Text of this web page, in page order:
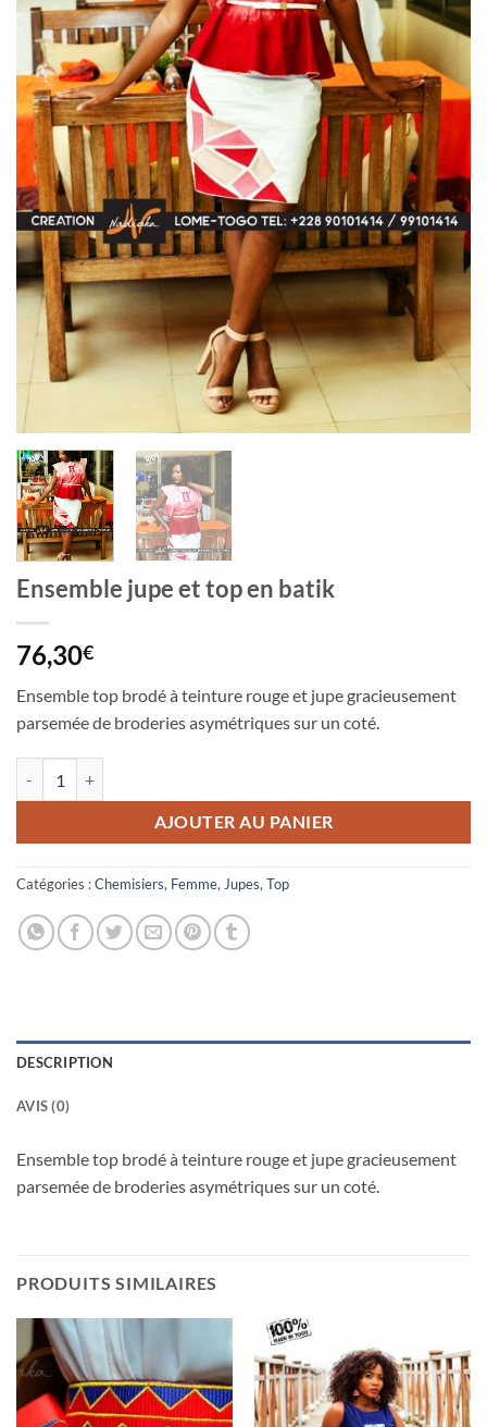
Ensemble jupe et top en batik
76,30€
Ensemble top brodé à teinture rouge et jupe gracieusement
parsemée de broderies asymétriques sur un coté.
AJOUTER AU PANIER
Catégories :Chemisiers, Femme,Jupes,Top
DESCRIPTION
AVIS (0)
Ensemble top brodé à teinture rouge et jupe gracieusement
parsemée de broderies asymétriques sur un coté.
PRODUITS SIMILAIRES